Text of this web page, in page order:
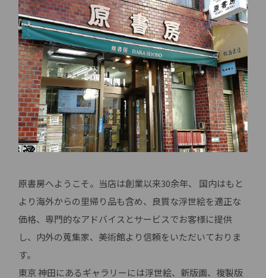
原書房へようこそ。当店は創業以来30余年、 国内はもと
より海外からの里帰り品も含め、良質な浮世絵を適正な
価格、専門的なアドバイスとサービスでお客様に提供
し、内外の蒐集家、美術館より信頼をいただいておりま
す。
東京 神田にあるギャラリーには浮世絵、新版画、複製版